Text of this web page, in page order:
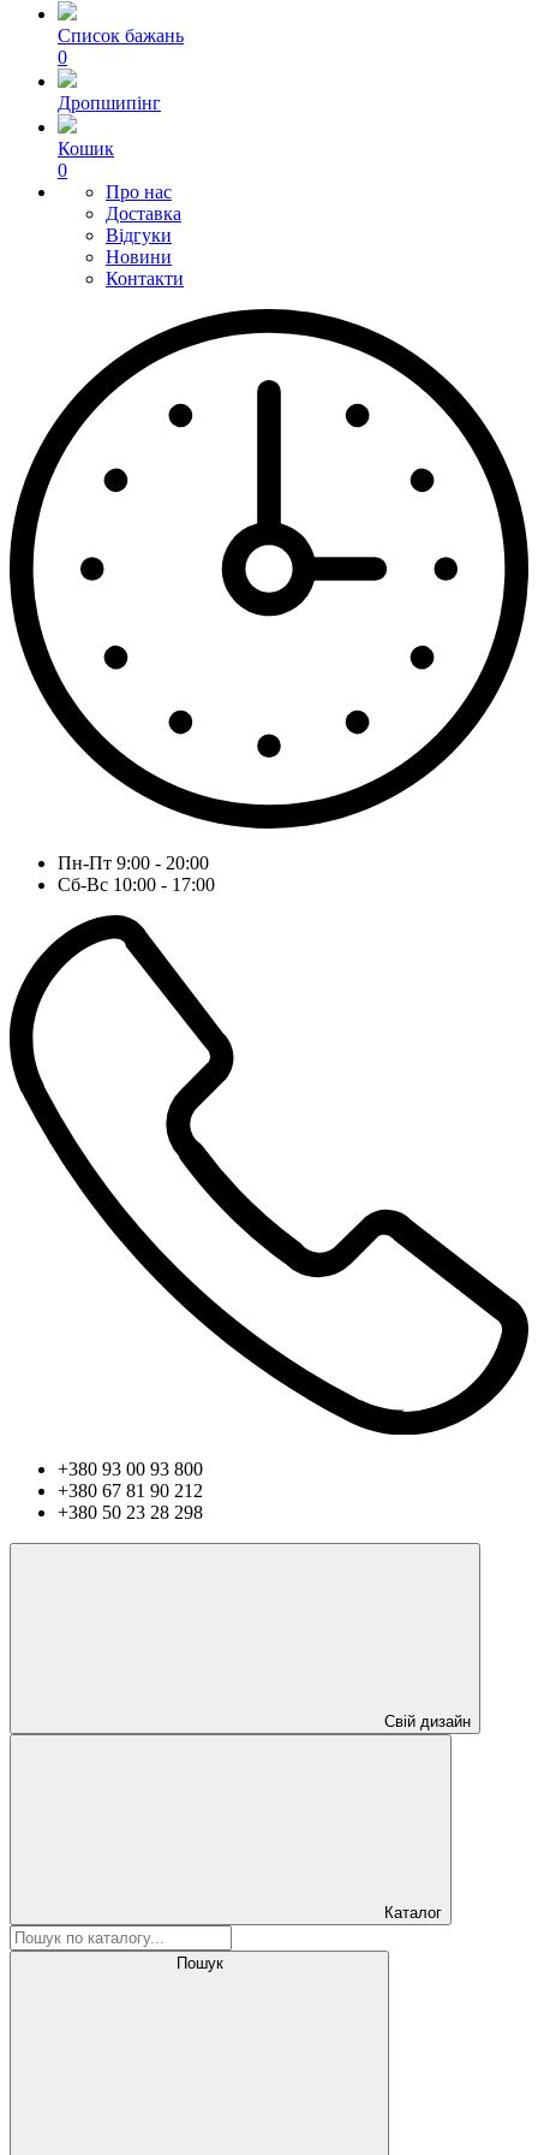
Список бажань
0
Дропшипінг
Кошик
0
Про нас
Доставка
Відгуки
Новини
Контакти
Пн-Пт 9:00 - 20:00
Сб-Вс 10:00 - 17:00
+380 93 00 93 800
+380 67 81 90 212
+380 50 23 28 298
Свій дизайн
Каталог
Пошук